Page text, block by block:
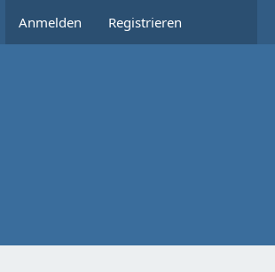
Anmelden Registrieren